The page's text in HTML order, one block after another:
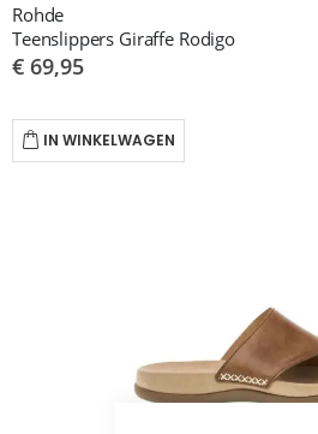
Rohde
Teenslippers Giraffe Rodigo
€ 69,95
IN WINKELWAGEN